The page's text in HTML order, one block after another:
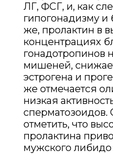
ЛГ, ФСГ, и, как
гипогонадизму
же, пролактин в
концентрациях
гонадотропинов
мишеней,
эстрогена и
же отмечается
низкая
сперматозоидов.
отметить, что
пролактина
мужского